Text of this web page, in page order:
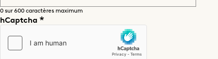
0 sur 600 caractères maximum
hCaptcha